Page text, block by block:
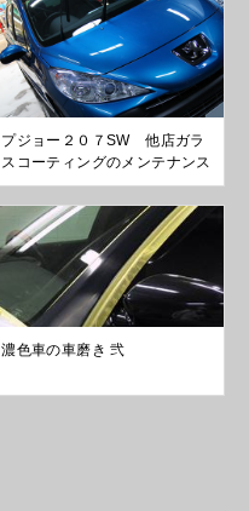
プジョー２０７SW 他店ガラ
スコーティングのメンテナンス
濃色車の車磨き 弐